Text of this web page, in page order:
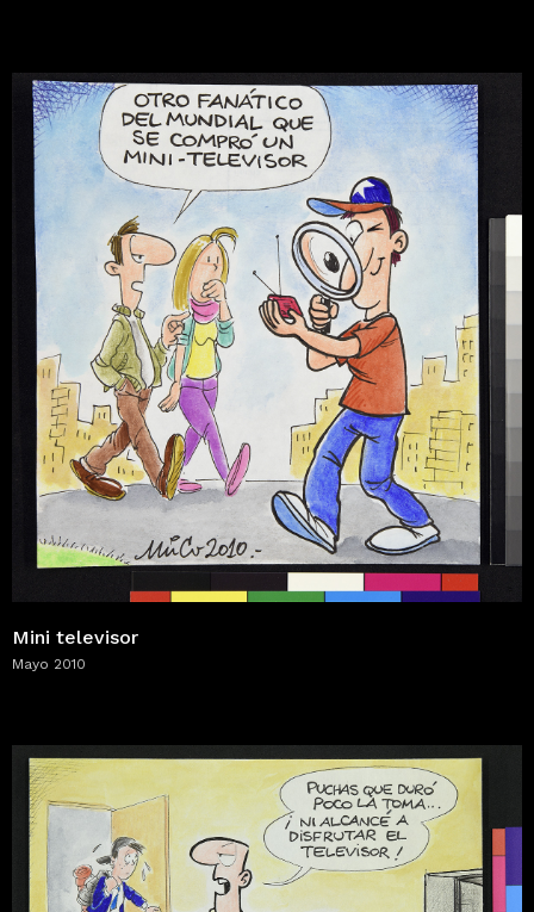
Mini televisor
Mayo 2010